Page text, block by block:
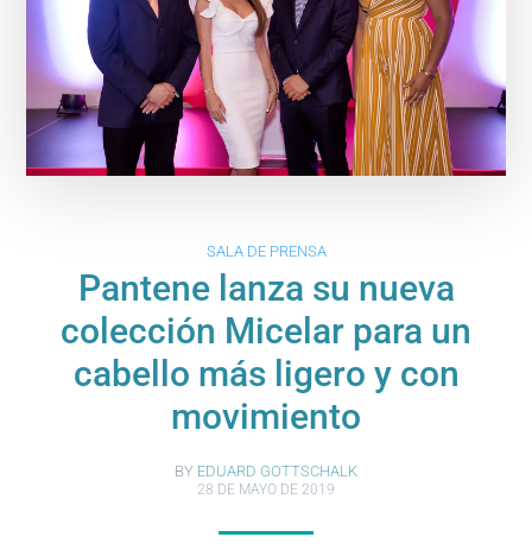
SALA DE PRENSA
Pantene lanza su nueva
colección Micelar para un
cabello más ligero y con
movimiento
BY EDUARD GOTTSCHALK
28 DE MAYO DE 2019